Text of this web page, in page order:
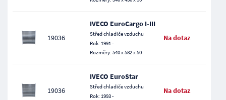
19036
IVECO EuroCargo I-III
Střed chladiče vzduchu
Rok: 1991 -
Rozměry: 540 x 582 x 50
Na dotaz
19036
IVECO EuroStar
Střed chladiče vzduchu
Rok: 1993 -
Na dotaz